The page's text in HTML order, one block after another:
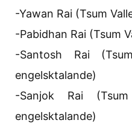
-Yawan Rai (Tsum
-Pabidhan Rai (Tsum
-Santosh Rai
engelsktalande)
-Sanjok Rai
engelsktalande)